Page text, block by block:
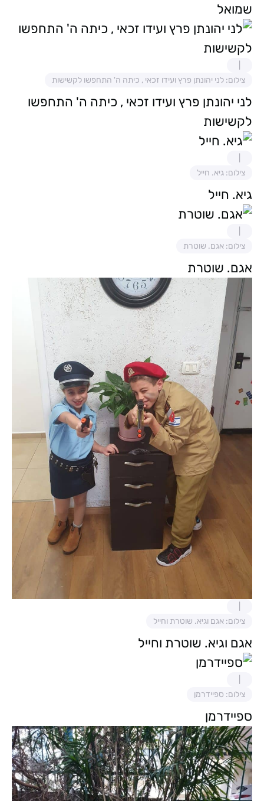
שמואל
צילום: לני יהונתן פרץ ועידו זכאי , כיתה ה' התחפשו לקשישות
לני יהונתן פרץ ועידו זכאי , כיתה ה' התחפשו
לקשישות
צילום: גיא. חייל
גיא. חייל
צילום: אגם. שוטרת
אגם. שוטרת
צילום: אגם וגיא. שוטרת וחייל
אגם וגיא. שוטרת וחייל
צילום: ספיידרמן
ספיידרמן